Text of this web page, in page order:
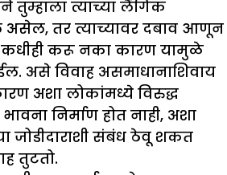
तुम्हाला त्याच्या लैंगिक
असेल, तर त्याच्यावर दबाव आणून
करू नका कारण यामुळे
असे विवाह असमाधानाशिवाय
अशा लोकांमध्ये विरुद्ध
निर्माण होत नाही, अशा
जोडीदाराशी संबंध ठेवू शकत
तुटतो.